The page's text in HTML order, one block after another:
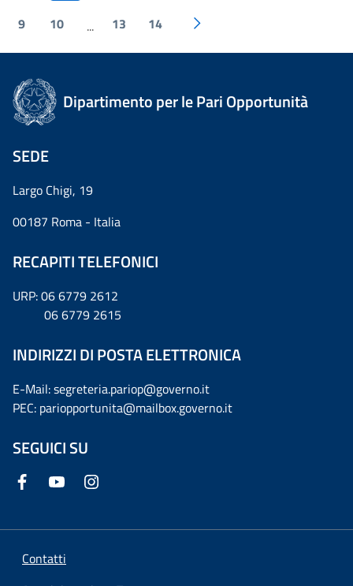
9 10 ... 13 14
Dipartimento per le Pari Opportunità
SEDE
Largo Chigi, 19
00187 Roma - Italia
RECAPITI TELEFONICI
URP: 06 6779 2612
06 6779 2615
INDIRIZZI DI POSTA ELETTRONICA
E-Mail: segreteria.pariop@governo.it
PEC: pariopportunita@mailbox.governo.it
SEGUICI SU
Contatti